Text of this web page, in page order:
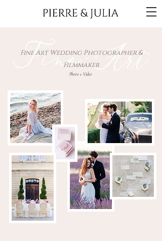
Fine Art Wedding Photographer &
Filmmaker
Photo + Video